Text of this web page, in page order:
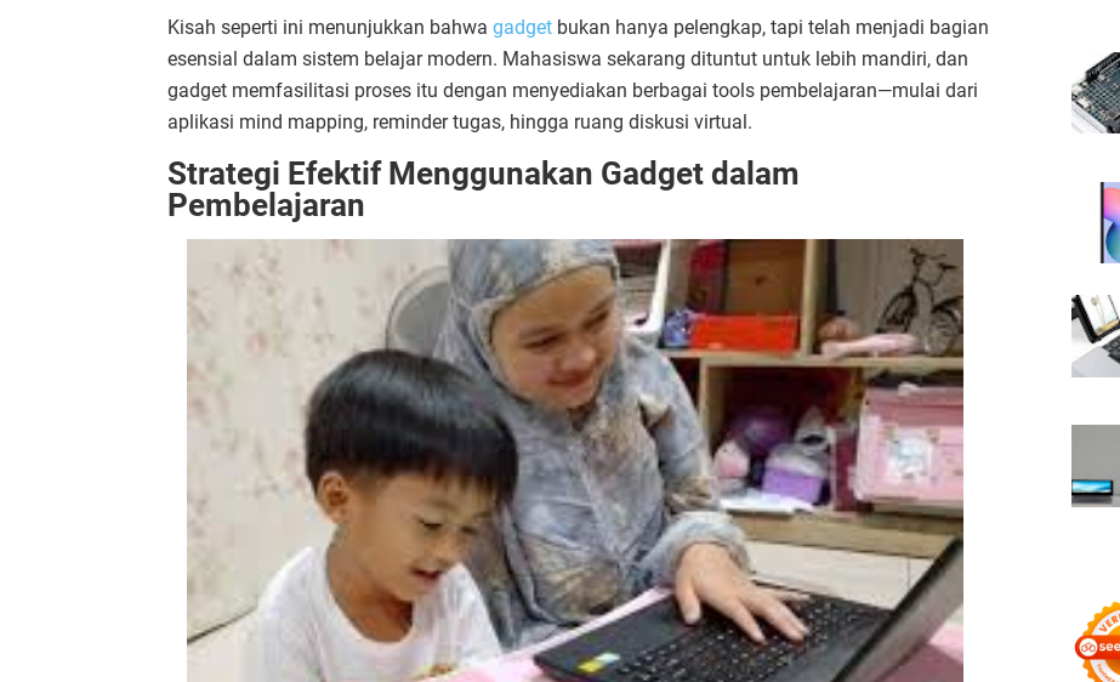
Kisah seperti ini menunjukkan bahwa gadget bukan hanya pelengkap, tapi telah menjadi bagian
esensial dalam sistem belajar modern. Mahasiswa sekarang dituntut untuk lebih mandiri, dan
gadget memfasilitasi proses itu dengan menyediakan berbagai tools pembelajaran—mulai dari
aplikasi mind mapping, reminder tugas, hingga ruang diskusi virtual.
Strategi Efektif Menggunakan Gadget dalam
Pembelajaran